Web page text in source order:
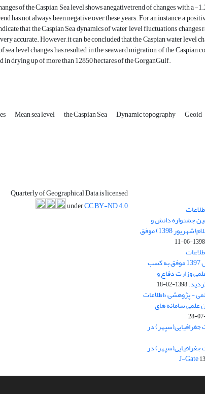
of the Caspian Sea level shows anegativetrend of changes, with a
has not always been negative over these years. For an instance, a
that the Caspian Sea dynamics of water level fluctuations
accurate. However, it can be concluded that the Caspian water
sea level changes has resulted in the seaward migration of the Caspian
in drying up of more than 12850 hectares of the GorganGulf.
Mean sea level the Caspian Sea Dynamic topography Geoid
جشنواره دانش و
پژوهش امام علی علیه السلام(شهریور 1398) موفق
1398-06-11
جغرافیایی(سپهر)» در سال 1397 موفق به کسب
وزارت دفاع و
1398-02-18
- پژوهشی «اطلاعات
علمی سامانه های
جغرافیایی(سپهر) در
جغرافیایی(سپهر) در
Quarterly of Geographical Data is licensed
underCC BY-ND 4.0